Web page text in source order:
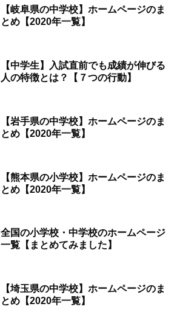
【岐阜県の中学校】ホームページのま
とめ【2020年一覧】
【中学生】入試直前でも成績が伸びる
人の特徴とは？【７つの行動】
【岩手県の中学校】ホームページのま
とめ【2020年一覧】
【熊本県の小学校】ホームページのま
とめ【2020年一覧】
全国の小学校・中学校のホームページ
一覧【まとめてみました】
【埼玉県の中学校】ホームページのま
とめ【2020年一覧】